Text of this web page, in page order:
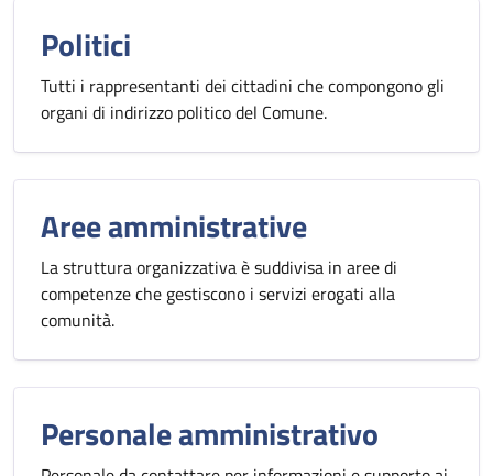
Politici
Tutti i rappresentanti dei cittadini che compongono gli
organi di indirizzo politico del Comune.
Aree amministrative
La struttura organizzativa è suddivisa in aree di
competenze che gestiscono i servizi erogati alla
comunità.
Personale amministrativo